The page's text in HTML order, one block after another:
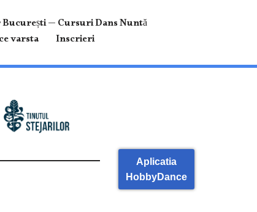
— Cursuri Dans Nuntă
varsta Inscrieri
Aplicatia
HobbyDance